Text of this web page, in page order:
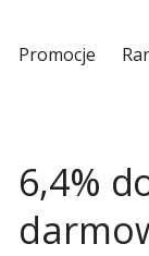
Promocje
6,4%